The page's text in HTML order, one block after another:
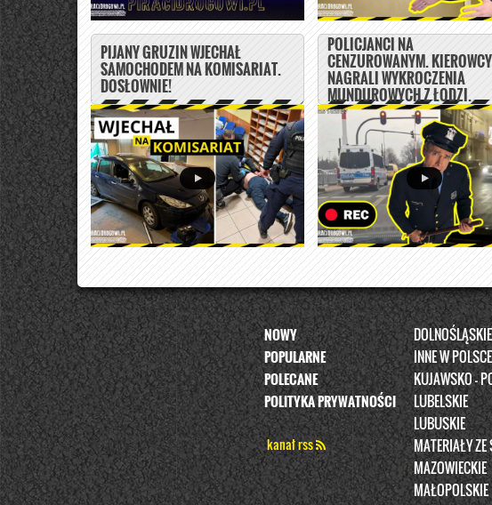
PIJANY GRUZIN WJECHAŁ
SAMOCHODEM NA KOMISARIAT.
DOSŁOWNIE!
POLICJANCI NA
CENZUROWANYM. KIEROWCY
NAGRALI WYKROCZENIA
MUNDUROWYCH Z ŁODZI.
NOWY
POPULARNE
POLECANE
POLITYKA PRYWATNOŚCI
kanał rss
DOLNOŚLĄSKIE
INNE W POLSCE
KUJAWSKO -
LUBELSKIE
LUBUSKIE
MATERIAŁY
MAZOWIECKIE
MAŁOPOLSKIE